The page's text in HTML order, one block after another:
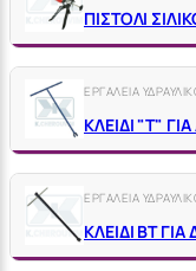
ΠΙΣΤΟΛΙ
ΕΡΓΑΛΕΙΑ
ΚΛΕΙΔΙ "Τ"
ΕΡΓΑΛΕΙΑ
ΚΛΕΙΔΙ ΒΤ